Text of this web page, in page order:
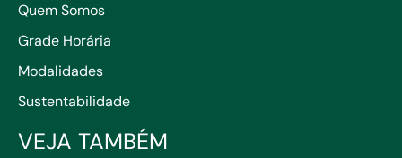
Quem Somos
Grade Horária
Modalidades
Sustentabilidade
VEJA TAMBÉM